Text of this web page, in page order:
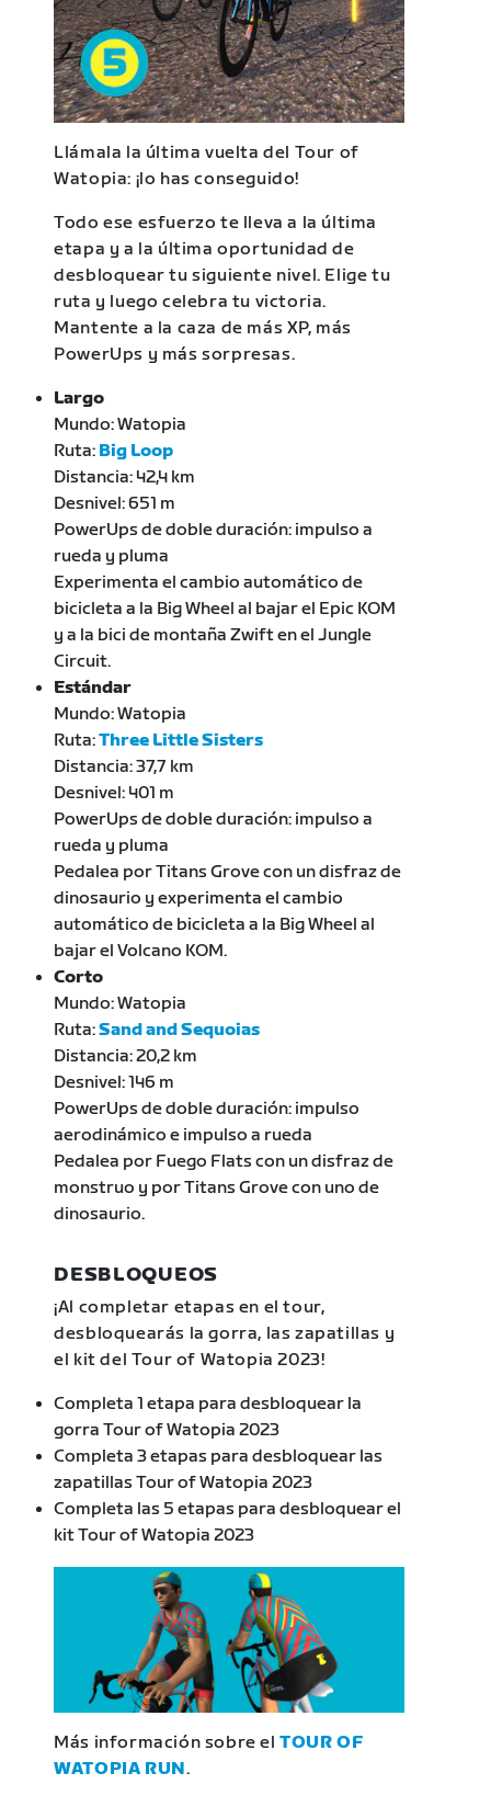
Llámala la última vuelta del Tour of
Watopia: ¡lo has conseguido!
Todo ese esfuerzo te lleva a la última
etapa y a la última oportunidad de
desbloquear tu siguiente nivel. Elige tu
ruta y luego celebra tu victoria.
Mantente a la caza de más XP, más
PowerUps y más sorpresas.
Largo
Mundo: Watopia
Ruta: Big Loop
Distancia: 42,4 km
Desnivel: 651 m
PowerUps de doble duración: impulso a
rueda y pluma
Experimenta el cambio automático de
bicicleta a la Big Wheel al bajar el Epic KOM
y a la bici de montaña Zwift en el Jungle
Circuit.
Estándar
Mundo: Watopia
Ruta:Three Little Sisters
Distancia: 37,7 km
Desnivel: 401 m
PowerUps de doble duración: impulso a
rueda y pluma
Pedalea por Titans Grove con un disfraz de
dinosaurio y experimenta el cambio
automático de bicicleta a la Big Wheel al
bajar el Volcano KOM.
Corto
Mundo: Watopia
Ruta:Sand and Sequoias
Distancia: 20,2 km
Desnivel: 146 m
PowerUps de doble duración: impulso
aerodinámico e impulso a rueda
Pedalea por Fuego Flats con un disfraz de
monstruo y por Titans Grove con uno de
dinosaurio.
DESBLOQUEOS
¡Al completar etapas en el tour,
desbloquearás la gorra, las zapatillas y
el kit del Tour of Watopia 2023!
Completa 1 etapa para desbloquear la
gorra Tour of Watopia 2023
Completa 3 etapas para desbloquear las
zapatillas Tour of Watopia 2023
Completa las 5 etapas para desbloquear el
kit Tour of Watopia 2023
Más información sobre elTOUR OF
WATOPIA RUN.